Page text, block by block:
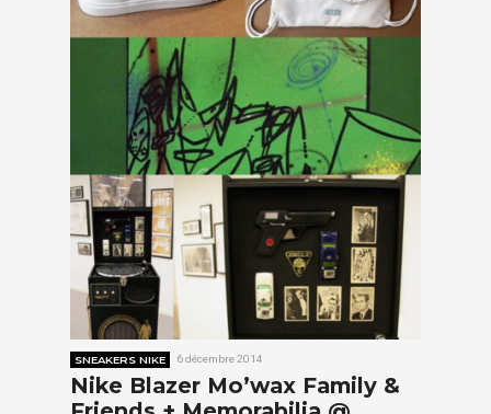
SNEAKERS NIKE 6 décembre 2014
Nike Blazer Mo’wax Family &